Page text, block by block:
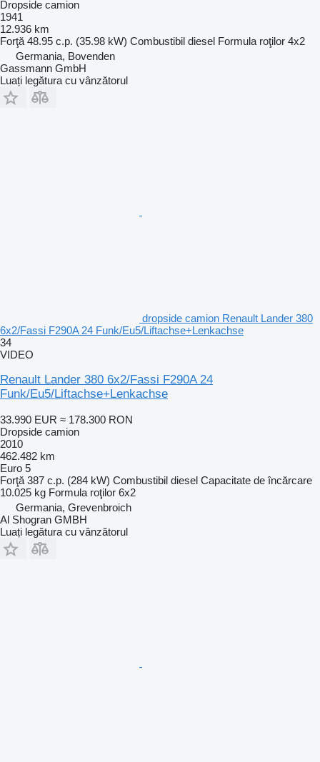
Dropside camion
1941
12.936 km
Forţă 48.95 c.p. (35.98 kW) Combustibil diesel Formula roţilor 4x2
Germania, Bovenden
Gassmann GmbH
Luați legătura cu vânzătorul
dropside camion Renault Lander 380
6x2/Fassi F290A 24 Funk/Eu5/Liftachse+Lenkachse
34
VIDEO
Renault Lander 380 6x2/Fassi F290A 24
Funk/Eu5/Liftachse+Lenkachse
33.990 EUR ≈ 178.300 RON
Dropside camion
2010
462.482 km
Euro 5
Forţă 387 c.p. (284 kW) Combustibil diesel Capacitate de încărcare
10.025 kg Formula roţilor 6x2
Germania, Grevenbroich
Al Shogran GMBH
Luați legătura cu vânzătorul